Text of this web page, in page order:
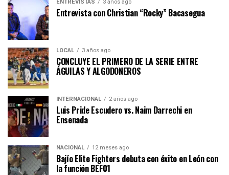
ENTREVISTAS 3 años ago
Entrevista con Christian “Rocky” Bacasegua
LOCAL 3 años ago
CONCLUYE EL PRIMERO DE LA SERIE ENTRE
ÁGUILAS Y ALGODONEROS
INTERNACIONAL 2 años ago
Luis Pride Escudero vs. Naim Darrechi en
Ensenada
NACIONAL 12 meses ago
Bajío Elite Fighters debuta con éxito en León con
la función BEF01